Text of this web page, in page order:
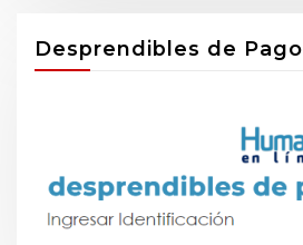
Desprendibles de Pago